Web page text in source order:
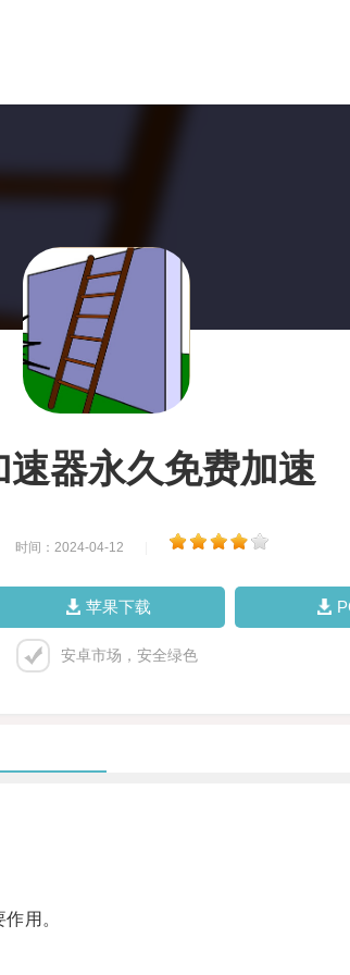
速器永久免费加速
时间：2024-04-12
苹果下载
安卓市场，安全绿色
用。